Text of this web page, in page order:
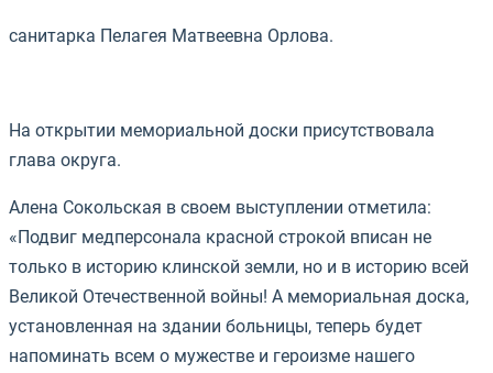
санитарка Пелагея Матвеевна Орлова.
На открытии мемориальной доски присутствовала
глава округа.
Алена Сокольская в своем выступлении отметила:
«Подвиг медперсонала красной строкой вписан не
только в историю клинской земли, но и в историю всей
Великой Отечественной войны! А мемориальная доска,
установленная на здании больницы, теперь будет
напоминать всем о мужестве и героизме нашего